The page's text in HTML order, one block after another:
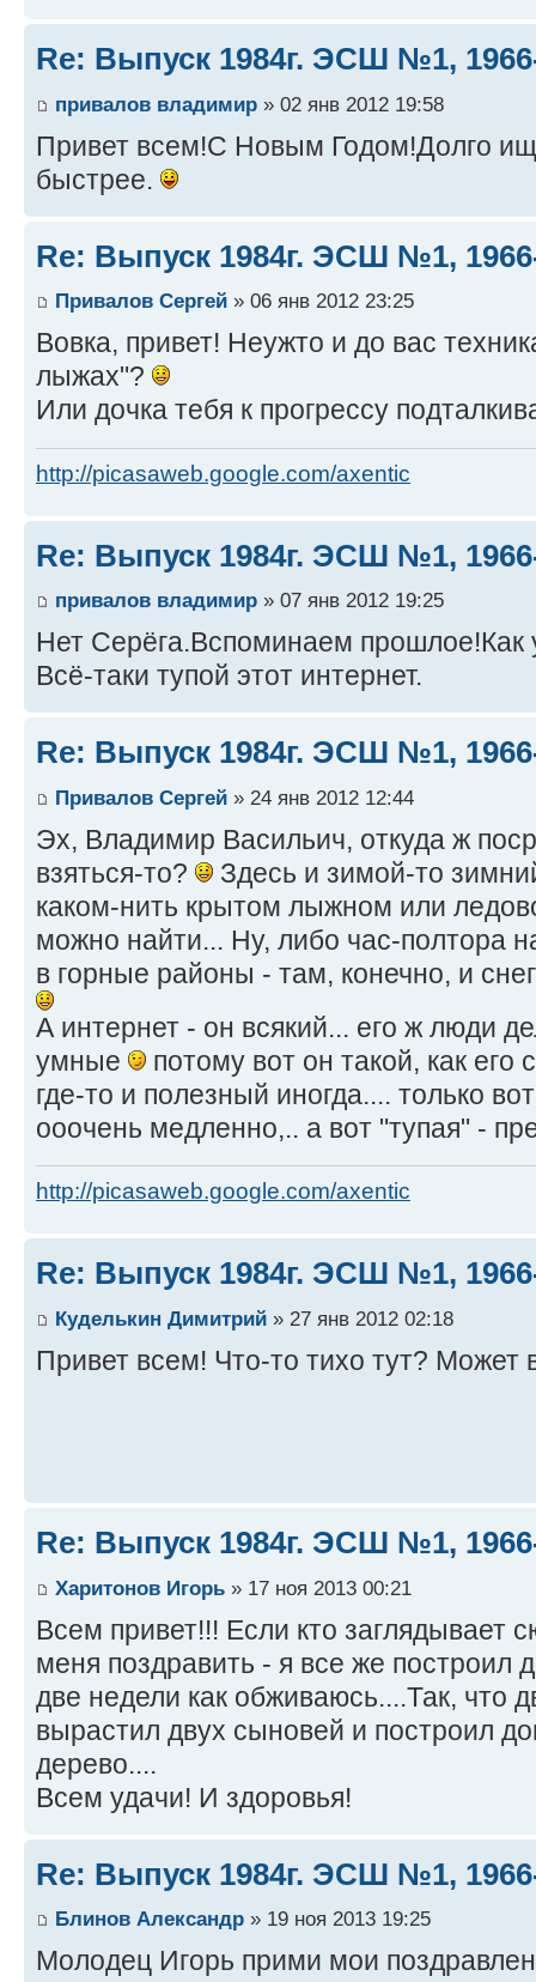
Re: Выпуск 1984г. ЭСШ №1,
привалов владимир » 02 янв 2012 19:58
Привет всем!С Новым Годом!Долго
быстрее.
Re: Выпуск 1984г. ЭСШ №1,
Привалов Сергей » 06 янв 2012 23:25
Вовка, привет! Неужто и до вас
лыжах"?
Или дочка тебя к прогрессу
http://picasaweb.google.com/axentic
Re: Выпуск 1984г. ЭСШ №1,
привалов владимир » 07 янв 2012 19:25
Нет Серёга.Вспоминаем прошлое!Как
Всё-таки тупой этот интернет.
Re: Выпуск 1984г. ЭСШ №1,
Привалов Сергей » 24 янв 2012 12:44
Эх, Владимир Васильич, откуда ж
взяться-то?
Здесь и зимой-то
каком-нить крытом лыжном или
можно найти... Ну, либо час-полтора
в горные районы - там, конечно, и
А интернет - он всякий... его ж люди
умные
потому вот он такой, как его
где-то и полезный иногда.... только
ооочень медленно,.. а вот "тупая" -
http://picasaweb.google.com/axentic
Re: Выпуск 1984г. ЭСШ №1,
Куделькин Димитрий » 27 янв 2012 02:18
Привет всем! Что-то тихо тут? Может
Re: Выпуск 1984г. ЭСШ №1,
Харитонов Игорь » 17 ноя 2013 00:21
Всем привет!!! Если кто заглядывает
меня поздравить - я все же построил
две недели как обживаюсь....Так, что
вырастил двух сыновей и построил
дерево....
Всем удачи! И здоровья!
Re: Выпуск 1984г. ЭСШ №1,
Блинов Александр » 19 ноя 2013 19:25
Молодец Игорь прими мои